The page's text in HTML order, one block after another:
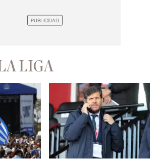
LIGA